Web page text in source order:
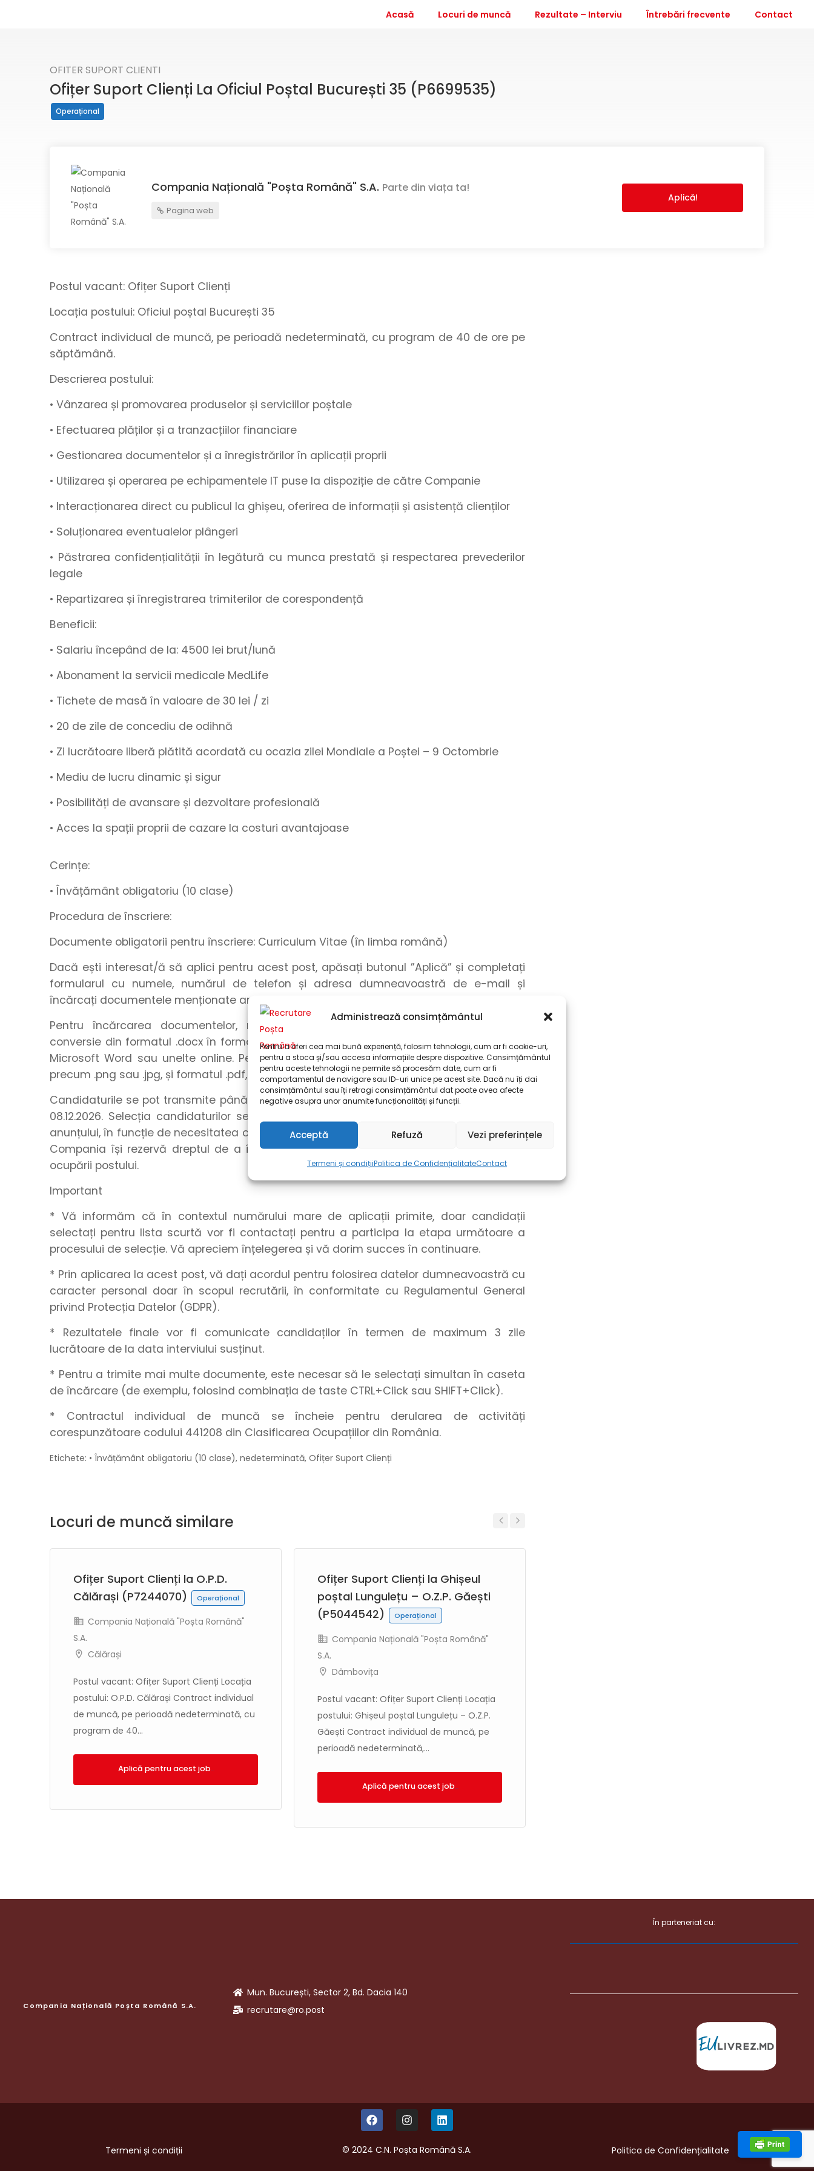
Administrează consimțământul
Pentru a oferi cea mai bună experiență, folosim tehnologii, cum ar fi cookie-uri,
pentru a stoca și/sau accesa informațiile despre dispozitive. Consimțământul
pentru aceste tehnologii ne permite să procesăm date, cum ar fi
comportamentul de navigare sau ID-uri unice pe acest site. Dacă nu îți dai
consimțământul sau îți retragi consimțământul dat poate avea afecte
negative asupra unor anumite funcționalități și funcții.
Acceptă Refuză Vezi preferințele
Termeni și condițiiPolitica de ConfidențialitateContact
Acasă Locuri de muncă Rezultate – Interviu Întrebări frecvente Contact
OFITER SUPORT CLIENTI
Ofițer Suport Clienți La Oficiul Poștal București 35 (P6699535)
Operațional
Compania Națională "Poșta Română" S.A. Parte din viața ta!
Pagina web
Aplică!
Postul vacant: Ofițer Suport Clienți
Locația postului: Oficiul poștal București 35
Contract individual de muncă, pe perioadă nedeterminată, cu program de 40 de ore pe
săptămână.
Descrierea postului:
• Vânzarea și promovarea produselor și serviciilor poștale
• Efectuarea plăților și a tranzacțiilor financiare
• Gestionarea documentelor și a înregistrărilor în aplicații proprii
• Utilizarea și operarea pe echipamentele IT puse la dispoziție de către Companie
• Interacționarea direct cu publicul la ghișeu, oferirea de informații și asistență clienților
• Soluționarea eventualelor plângeri
• Păstrarea confidențialității în legătură cu munca prestată și respectarea prevederilor
legale
• Repartizarea și înregistrarea trimiterilor de corespondență
Beneficii:
• Salariu începând de la: 4500 lei brut/lună
• Abonament la servicii medicale MedLife
• Tichete de masă în valoare de 30 lei / zi
• 20 de zile de concediu de odihnă
• Zi lucrătoare liberă plătită acordată cu ocazia zilei Mondiale a Poștei – 9 Octombrie
• Mediu de lucru dinamic și sigur
• Posibilități de avansare și dezvoltare profesională
• Acces la spații proprii de cazare la costuri avantajoase
Cerințe:
• Învățământ obligatoriu (10 clase)
Procedura de înscriere:
Documente obligatorii pentru înscriere: Curriculum Vitae (în limba română)
Dacă ești interesat/ă să aplici pentru acest post, apăsați butonul ”Aplică” și completați
formularul cu numele, numărul de telefon și adresa dumneavoastră de e-mail și
încărcați documentele menționate anterior
Pentru încărcarea documentelor, recomandăm formatul .pdf. Pentru a realiza o
conversie din formatul .docx în formatul .pdf, puteți utiliza funcționalitatea de export din
Microsoft Word sau unelte online. Pentru a realiza o conversie între formatele grafice,
precum .png sau .jpg, și formatul .pdf, utilizați unelte online.
Candidaturile se pot transmite până la ocuparea postului, dar nu mai târziu de data de
08.12.2026. Selecția candidaturilor se realizează pe parcursul perioadei de publicare a
anunțului, în funcție de necesitatea ocupării postului și de numărul candidaturilor primite.
Compania își rezervă dreptul de a închide anunțul anterior termenului-limită, în cazul
ocupării postului.
Important
* Vă informăm că în contextul numărului mare de aplicații primite, doar candidații
selectați pentru lista scurtă vor fi contactați pentru a participa la etapa următoare a
procesului de selecție. Vă apreciem înțelegerea și vă dorim succes în continuare.
* Prin aplicarea la acest post, vă dați acordul pentru folosirea datelor dumneavoastră cu
caracter personal doar în scopul recrutării, în conformitate cu Regulamentul General
privind Protecția Datelor (GDPR).
* Rezultatele finale vor fi comunicate candidaților în termen de maximum 3 zile
lucrătoare de la data interviului susținut.
* Pentru a trimite mai multe documente, este necesar să le selectați simultan în caseta
de încărcare (de exemplu, folosind combinația de taste CTRL+Click sau SHIFT+Click).
* Contractul individual de muncă se încheie pentru derularea de activități
corespunzătoare codului 441208 din Clasificarea Ocupațiilor din România.
Etichete: • Învățământ obligatoriu (10 clase), nedeterminată, Ofițer Suport Clienți
Locuri de muncă similare
Ofițer Suport Clienți la O.P.D.
Călărași (P7244070)
Operațional
Compania Națională "Poșta Română"
S.A.
Călărași
Postul vacant: Ofițer Suport Clienți Locația
postului: O.P.D. Călărași Contract individual
de muncă, pe perioadă nedeterminată, cu
program de 40...
Ofițer Suport Clienți la Ghișeul
poștal Lungulețu – O.Z.P. Găești
(P5044542)
Operațional
Compania Națională "Poșta Română"
S.A.
Dâmbovița
Postul vacant: Ofițer Suport Clienți Locația
postului: Ghișeul poștal Lungulețu – O.Z.P.
Găești Contract individual de muncă, pe
perioadă nedeterminată,...
Compania Națională Poșta Română S.A.
Mun. București, Sector 2, Bd. Dacia 140
recrutare@ro.post
În parteneriat cu:
Termeni și condiții © 2024 C.N. Poșta Română S.A. Politica de Confidențialitate